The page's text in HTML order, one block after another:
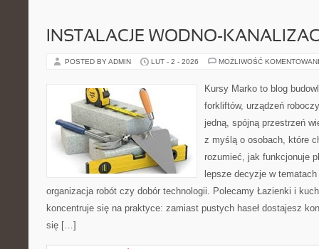
INSTALACJE WODNO-
POSTED BY ADMIN LUT - 2 - 2026 MOŻLIWOŚĆ
Kursy Marko to blog
forkliftów, urządzeń
jedną, spójną przestrzeń
z myślą o osobach, które
rozumieć, jak funkcjonuje
lepsze decyzje w
organizacja robót czy dobór technologii. Polecamy Łazienki i
koncentruje się na praktyce: zamiast pustych haseł dostajesz
się […]